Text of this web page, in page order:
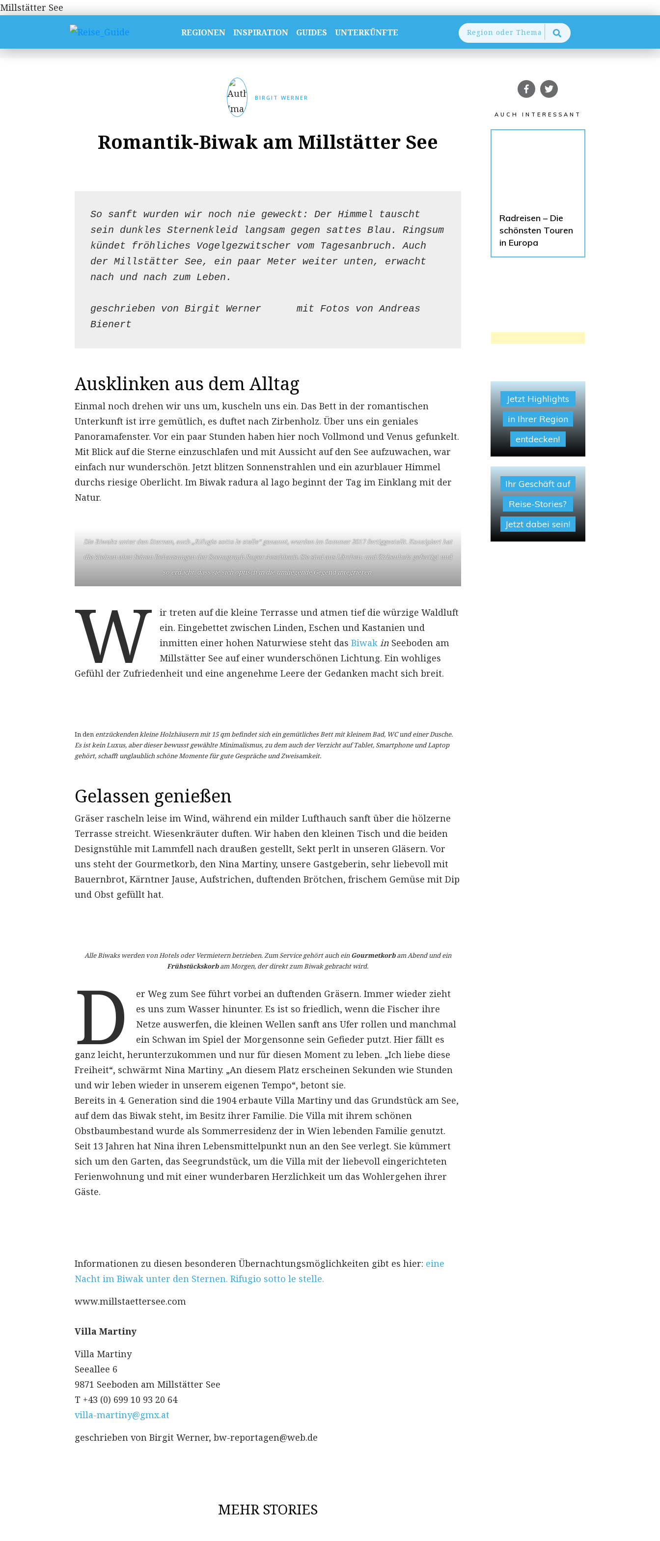
Millstätter See
REGIONEN INSPIRATION GUIDES UNTERKÜNFTE
BIRGIT WERNER
Romantik-Biwak am Millstätter See
So sanft wurden wir noch nie geweckt: Der Himmel tauscht
sein dunkles Sternenkleid langsam gegen sattes Blau. Ringsum
kündet fröhliches Vogelgezwitscher vom Tagesanbruch. Auch
der Millstätter See, ein paar Meter weiter unten, erwacht
nach und nach zum Leben.
geschrieben von Birgit Werner      mit Fotos von Andreas
Bienert
Ausklinken aus dem Alltag
Einmal noch drehen wir uns um, kuscheln uns ein. Das Bett in der romantischen
Unterkunft ist irre gemütlich, es duftet nach Zirbenholz. Über uns ein geniales
Panoramafenster. Vor ein paar Stunden haben hier noch Vollmond und Venus gefunkelt.
Mit Blick auf die Sterne einzuschlafen und mit Aussicht auf den See aufzuwachen, war
einfach nur wunderschön. Jetzt blitzen Sonnenstrahlen und ein azurblauer Himmel
durchs riesige Oberlicht. Im Biwak radura al lago beginnt der Tag im Einklang mit der
Natur.
Die Biwaks unter den Sternen, auch „Rifugio sotto le stelle“ genannt, wurden im Sommer 2017 fertiggestellt. Konzipiert hat
die kleinen aber feinen Behausungen der Szenograph Roger Aeschbach. Sie sind aus Lärchen- und Zirbenholz gefertigt und
so erdacht, dass sie sich optisch in die umliegende Gegend integrieren.
W
ir treten auf die kleine Terrasse und atmen tief die würzige Waldluft
ein. Eingebettet zwischen Linden, Eschen und Kastanien und
inmitten einer hohen Naturwiese steht dasBiwak in Seeboden am
Millstätter See auf einer wunderschönen Lichtung. Ein wohliges
Gefühl der Zufriedenheit und eine angenehme Leere der Gedanken macht sich breit.
In den entzückenden kleine Holzhäusern mit 15 qm befindet sich ein gemütliches Bett mit kleinem Bad, WC und einer Dusche.
Es ist kein Luxus, aber dieser bewusst gewählte Minimalismus, zu dem auch der Verzicht auf Tablet, Smartphone und Laptop
gehört, schafft unglaublich schöne Momente für gute Gespräche und Zweisamkeit.
Gelassen genießen
Gräser rascheln leise im Wind, während ein milder Lufthauch sanft über die hölzerne
Terrasse streicht. Wiesenkräuter duften. Wir haben den kleinen Tisch und die beiden
Designstühle mit Lammfell nach draußen gestellt, Sekt perlt in unseren Gläsern. Vor
uns steht der Gourmetkorb, den Nina Martiny, unsere Gastgeberin, sehr liebevoll mit
Bauernbrot, Kärntner Jause, Aufstrichen, duftenden Brötchen, frischem Gemüse mit Dip
und Obst gefüllt hat.
Alle Biwaks werden von Hotels oder Vermietern betrieben. Zum Service gehört auch einGourmetkorbam Abend und ein
Frühstückskorbam Morgen, der direkt zum Biwak gebracht wird.
D
er Weg zum See führt vorbei an duftenden Gräsern. Immer wieder zieht
es uns zum Wasser hinunter. Es ist so friedlich, wenn die Fischer ihre
Netze auswerfen, die kleinen Wellen sanft ans Ufer rollen und manchmal
ein Schwan im Spiel der Morgensonne sein Gefieder putzt. Hier fällt es
ganz leicht, herunterzukommen und nur für diesen Moment zu leben. „Ich liebe diese
Freiheit“, schwärmt Nina Martiny. „An diesem Platz erscheinen Sekunden wie Stunden
und wir leben wieder in unserem eigenen Tempo“, betont sie.
Bereits in 4. Generation sind die 1904 erbaute Villa Martiny und das Grundstück am See,
auf dem das Biwak steht, im Besitz ihrer Familie. Die Villa mit ihrem schönen
Obstbaumbestand wurde als Sommerresidenz der in Wien lebenden Familie genutzt.
Seit 13 Jahren hat Nina ihren Lebensmittelpunkt nun an den See verlegt. Sie kümmert
sich um den Garten, das Seegrundstück, um die Villa mit der liebevoll eingerichteten
Ferienwohnung und mit einer wunderbaren Herzlichkeit um das Wohlergehen ihrer
Gäste.
Informationen zu diesen besonderen Übernachtungsmöglichkeiten gibt es hier: eine
Nacht im Biwak unter den Sternen. Rifugio sotto le stelle.
www.millstaettersee.com
Villa Martiny
Villa Martiny
Seeallee 6
9871 Seeboden am Millstätter See
T +43 (0) 699 10 93 20 64
villa-martiny@gmx.at
geschrieben von Birgit Werner, bw-reportagen@web.de
MEHR STORIES
AUCH INTERESSANT
Radreisen – Die
schönsten Touren
in Europa
Jetzt Highlights
in Ihrer Region
entdecken!
Ihr Geschäft auf
Reise-Stories?
Jetzt dabei sein!